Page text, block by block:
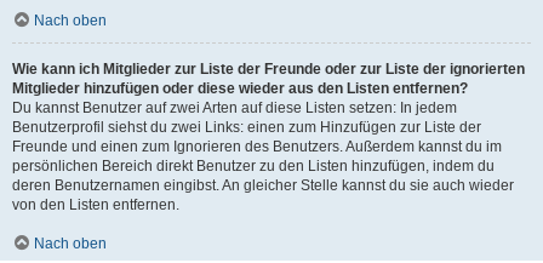
Nach oben
Wie kann ich Mitglieder zur Liste der Freunde oder zur Liste der ignorierten
Mitglieder hinzufügen oder diese wieder aus den Listen entfernen?
Du kannst Benutzer auf zwei Arten auf diese Listen setzen: In jedem
Benutzerprofil siehst du zwei Links: einen zum Hinzufügen zur Liste der
Freunde und einen zum Ignorieren des Benutzers. Außerdem kannst du im
persönlichen Bereich direkt Benutzer zu den Listen hinzufügen, indem du
deren Benutzernamen eingibst. An gleicher Stelle kannst du sie auch wieder
von den Listen entfernen.
Nach oben